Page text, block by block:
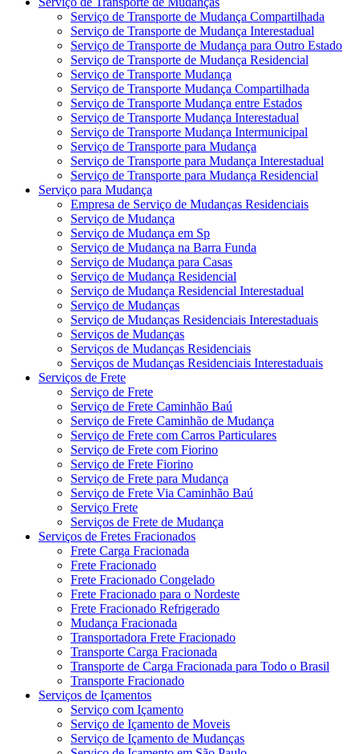
Serviço de Transporte de Mudança Compartilhada
Serviço de Transporte de Mudança Interestadual
Serviço de Transporte de Mudança para Outro Estado
Serviço de Transporte de Mudança Residencial
Serviço de Transporte Mudança
Serviço de Transporte Mudança Compartilhada
Serviço de Transporte Mudança entre Estados
Serviço de Transporte Mudança Interestadual
Serviço de Transporte Mudança Intermunicipal
Serviço de Transporte para Mudança
Serviço de Transporte para Mudança Interestadual
Serviço de Transporte para Mudança Residencial
Serviço para Mudança
Empresa de Serviço de Mudanças Residenciais
Serviço de Mudança
Serviço de Mudança em Sp
Serviço de Mudança na Barra Funda
Serviço de Mudança para Casas
Serviço de Mudança Residencial
Serviço de Mudança Residencial Interestadual
Serviço de Mudanças
Serviço de Mudanças Residenciais Interestaduais
Serviços de Mudanças
Serviços de Mudanças Residenciais
Serviços de Mudanças Residenciais Interestaduais
Serviços de Frete
Serviço de Frete
Serviço de Frete Caminhão Baú
Serviço de Frete Caminhão de Mudança
Serviço de Frete com Carros Particulares
Serviço de Frete com Fiorino
Serviço de Frete Fiorino
Serviço de Frete para Mudança
Serviço de Frete Via Caminhão Baú
Serviço Frete
Serviços de Frete de Mudança
Serviços de Fretes Fracionados
Frete Carga Fracionada
Frete Fracionado
Frete Fracionado Congelado
Frete Fracionado para o Nordeste
Frete Fracionado Refrigerado
Mudança Fracionada
Transportadora Frete Fracionado
Transporte Carga Fracionada
Transporte de Carga Fracionada para Todo o Brasil
Transporte Fracionado
Serviços de Içamentos
Serviço com Içamento
Serviço de Içamento de Moveis
Serviço de Içamento de Mudanças